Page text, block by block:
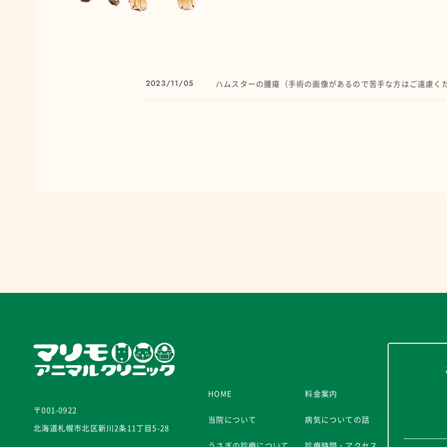
2023/11/05 ハムスターの腫瘍（手術の画像があるので苦手な方はご遠慮く
〒001-0922
北海道札幌市北区新川2条11丁目5-28
HOME
当院について
料金案内
病気についての話